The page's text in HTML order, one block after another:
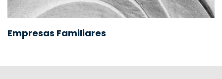
Empresas Familiares